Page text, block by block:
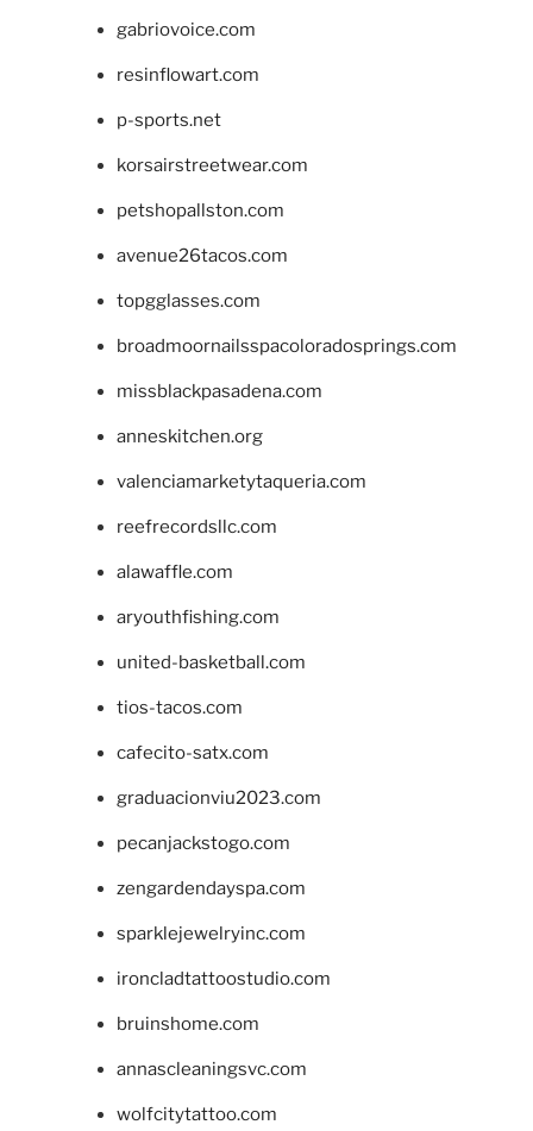
gabriovoice.com
resinflowart.com
p-sports.net
korsairstreetwear.com
petshopallston.com
avenue26tacos.com
topgglasses.com
broadmoornailsspacoloradosprings.com
missblackpasadena.com
anneskitchen.org
valenciamarketytaqueria.com
reefrecordsllc.com
alawaffle.com
aryouthfishing.com
united-basketball.com
tios-tacos.com
cafecito-satx.com
graduacionviu2023.com
pecanjackstogo.com
zengardendayspa.com
sparklejewelryinc.com
ironcladtattoostudio.com
bruinshome.com
annascleaningsvc.com
wolfcitytattoo.com